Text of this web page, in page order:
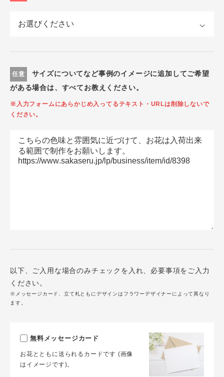
任意
サイズについてなど事例のイメージに追加してご希望
がある場合は、すべてお教えください。
※入力フォームにあらかじめ入ってるテキスト・URLは削除しないで
ください。
以下、ご入用な場合のみチェックを入れ、必要事項をご入力
ください。
※メッセージカード、立て札ともにデザインはフラワーデザイナーによって異なり
ます。
無料メッセージカード
お花とともに送られるカードです (画像
はイメージです)。